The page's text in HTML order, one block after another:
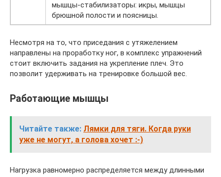
мышцы-стабилизаторы: икры, мышцы
брюшной полости и поясницы.
Несмотря на то, что приседания с утяжелением
направлены на проработку ног, в комплекс упражнений
стоит включить задания на укрепление плеч. Это
позволит удерживать на тренировке большой вес.
Работающие мышцы
Читайте также: Лямки для тяги. Когда руки
уже не могут, а голова хочет :-)
Нагрузка равномерно распределяется между длинными